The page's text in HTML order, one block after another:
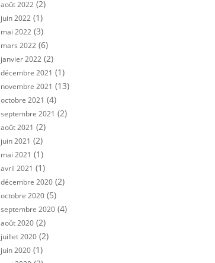
août 2022 (2)
juin 2022 (1)
mai 2022 (3)
mars 2022 (6)
janvier 2022 (2)
décembre 2021 (1)
novembre 2021 (13)
octobre 2021 (4)
septembre 2021 (2)
août 2021 (2)
juin 2021 (2)
mai 2021 (1)
avril 2021 (1)
décembre 2020 (2)
octobre 2020 (5)
septembre 2020 (4)
août 2020 (2)
juillet 2020 (2)
juin 2020 (1)